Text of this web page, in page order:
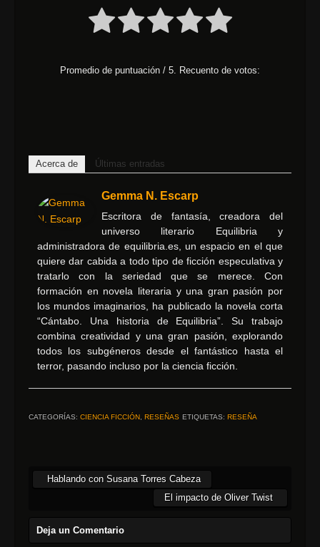
Promedio de puntuación / 5. Recuento de votos:
Acerca de Últimas entradas
Gemma N. Escarp
Escritora de fantasía, creadora del
universo literario Equilibria y
administradora de equilibria.es, un espacio en el que
quiere dar cabida a todo tipo de ficción especulativa y
tratarlo con la seriedad que se merece. Con
formación en novela literaria y una gran pasión por
los mundos imaginarios, ha publicado la novela corta
“Cántabo. Una historia de Equilibria”. Su trabajo
combina creatividad y una gran pasión, explorando
todos los subgéneros desde el fantástico hasta el
terror, pasando incluso por la ciencia ficción.
CATEGORÍAS: CIENCIA FICCIÓN, RESEÑAS ETIQUETAS: RESEÑA
Hablando con Susana Torres Cabeza
El impacto de Oliver Twist
Deja un Comentario